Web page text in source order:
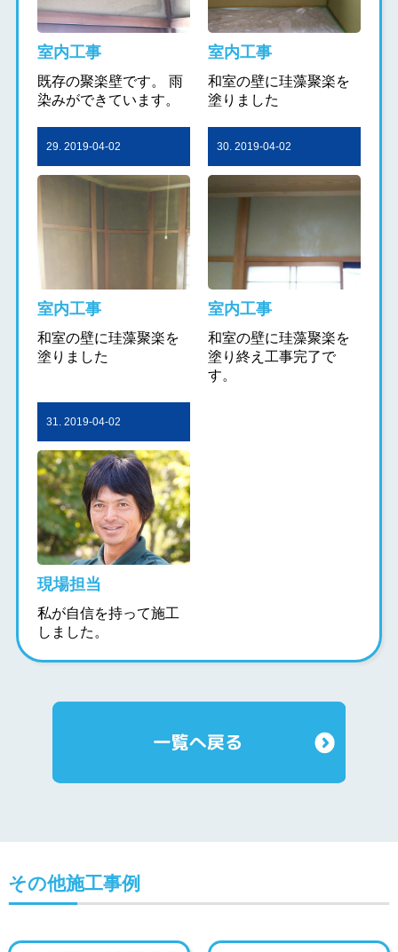
室内工事
既存の聚楽壁です。 雨
染みができています。
室内工事
和室の壁に珪藻聚楽を
塗りました
29. 2019-04-02
室内工事
和室の壁に珪藻聚楽を
塗りました
30. 2019-04-02
室内工事
和室の壁に珪藻聚楽を
塗り終え工事完了で
す。
31. 2019-04-02
現場担当
私が自信を持って施工
しました。
その他施工事例